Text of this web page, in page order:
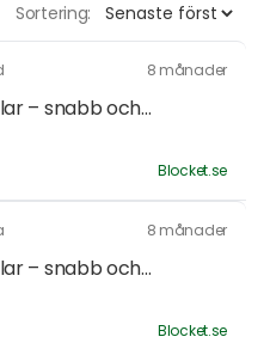
Sortering:
8 månader
– snabb och...
Blocket.se
8 månader
– snabb och...
Blocket.se